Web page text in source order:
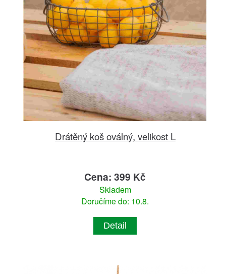
Drátěný koš oválný, velikost L
Cena: 399 Kč
Skladem
Doručíme do: 10.8.
Detail